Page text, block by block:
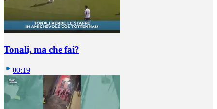
Tonali, ma che fai?
00:19